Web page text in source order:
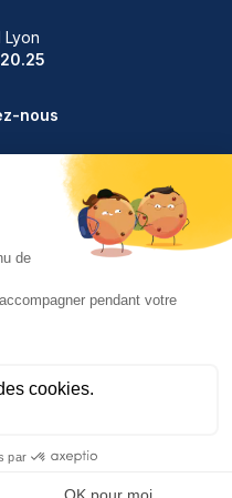
Lyon
nous
Tout droit réservé.